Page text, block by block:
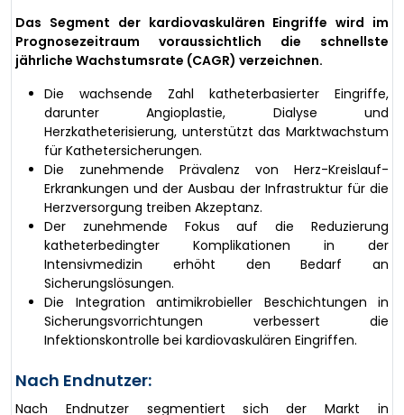
Das Segment der kardiovaskulären Eingriffe wird im
Prognosezeitraum voraussichtlich die schnellste
jährliche Wachstumsrate (CAGR) verzeichnen.
Die wachsende Zahl katheterbasierter Eingriffe,
darunter Angioplastie, Dialyse und
Herzkatheterisierung, unterstützt das Marktwachstum
für Kathetersicherungen.
Die zunehmende Prävalenz von Herz-Kreislauf-
Erkrankungen und der Ausbau der Infrastruktur für die
Herzversorgung treiben Akzeptanz.
Der zunehmende Fokus auf die Reduzierung
katheterbedingter Komplikationen in der
Intensivmedizin erhöht den Bedarf an
Sicherungslösungen.
Die Integration antimikrobieller Beschichtungen in
Sicherungsvorrichtungen verbessert die
Infektionskontrolle bei kardiovaskulären Eingriffen.
Nach Endnutzer:
Nach Endnutzer segmentiert sich der Markt in